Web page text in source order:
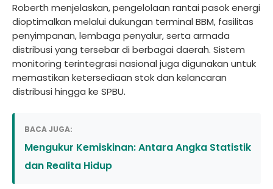
Roberth menjelaskan, pengelolaan rantai pasok energi
dioptimalkan melalui dukungan terminal BBM, fasilitas
penyimpanan, lembaga penyalur, serta armada
distribusi yang tersebar di berbagai daerah. Sistem
monitoring terintegrasi nasional juga digunakan untuk
memastikan ketersediaan stok dan kelancaran
distribusi hingga ke SPBU.
BACA JUGA:
Mengukur Kemiskinan: Antara Angka Statistik
dan Realita Hidup